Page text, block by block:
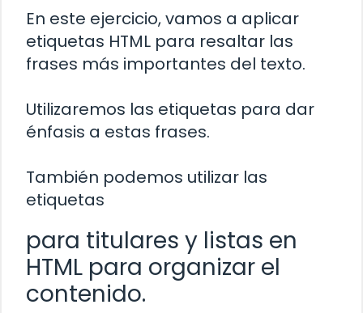
En este ejercicio, vamos a aplicar
etiquetas HTML para resaltar las
frases más importantes del texto.
Utilizaremos las etiquetas para dar
énfasis a estas frases.
También podemos utilizar las
etiquetas
para titulares y listas en
HTML para organizar el
contenido.